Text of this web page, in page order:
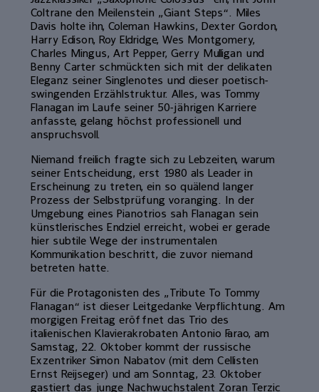
Coltrane den Meilenstein „Giant Steps“. Miles
Davis holte ihn, Coleman Hawkins, Dexter Gordon,
Harry Edison, Roy Eldridge, Wes Montgomery,
Charles Mingus, Art Pepper, Gerry Mulligan und
Benny Carter schmückten sich mit der delikaten
Eleganz seiner Singlenotes und dieser poetisch-
swingenden Erzählstruktur. Alles, was Tommy
Flanagan im Laufe seiner 50-jährigen Karriere
anfasste, gelang höchst professionell und
anspruchsvoll.
Niemand freilich fragte sich zu Lebzeiten, warum
seiner Entscheidung, erst 1980 als Leader in
Erscheinung zu treten, ein so quälend langer
Prozess der Selbstprüfung voranging. In der
Umgebung eines Pianotrios sah Flanagan sein
künstlerisches Endziel erreicht, wobei er gerade
hier subtile Wege der instrumentalen
Kommunikation beschritt, die zuvor niemand
betreten hatte.
Für die Protagonisten des „Tribute To Tommy
Flanagan“ ist dieser Leitgedanke Verpflichtung. Am
morgigen Freitag eröffnet das Trio des
italienischen Klavierakrobaten Antonio Farao, am
Samstag, 22. Oktober kommt der russische
Exzentriker Simon Nabatov (mit dem Cellisten
Ernst Reijseger) und am Sonntag, 23. Oktober
gastiert das junge Nachwuchstalent Zoran Terzic